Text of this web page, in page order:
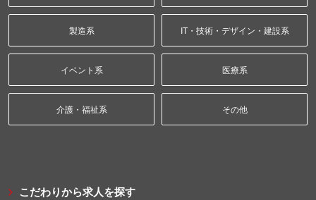
製造系 IT・技術・デザイン・建設系
イベント系 医療系
介護・福祉系 その他
こだわりから求人を探す